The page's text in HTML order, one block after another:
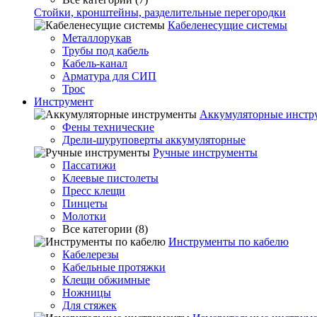
Стойки, кронштейны, разделительные перегородки
Кабеленесущие системы
Металлорукав
Трубы под кабель
Кабель-канал
Арматура для СИП
Трос
Инструмент
Аккумуляторные
Фены технические
Дрели-шуруповерты аккумуляторные
Ручные инструменты
Пассатижи
Клеевые пистолеты
Пресс клещи
Пинцеты
Молотки
Все категории (8)
Инструменты по кабелю
Кабелерезы
Кабельные протяжки
Клещи обжимные
Ножницы
Для стяжек